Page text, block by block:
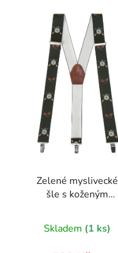
Zelené myslivecké
šle s koženým
Skladem (1 ks)